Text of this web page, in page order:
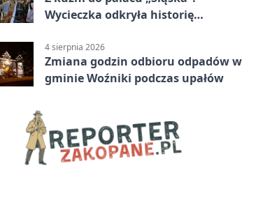
Wycieczka odkryła historię
4 sierpnia 2026
Zmiana godzin odbioru odpadów w
gminie Woźniki podczas upałów